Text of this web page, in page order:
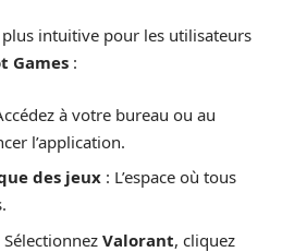
intuitive pour les utilisateurs
Games :
à votre bureau ou au
l’application.
des jeux : L’espace où tous
Sélectionnez Valorant, cliquez